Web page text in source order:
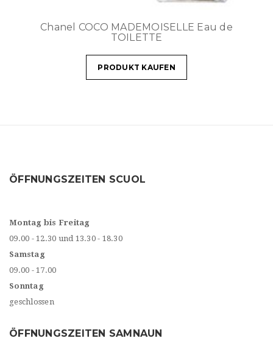
Chanel COCO MADEMOISELLE Eau de
TOILETTE
PRODUKT KAUFEN
ÖFFNUNGSZEITEN SCUOL
Montag bis Freitag
09.00 - 12.30 und 13.30 - 18.30
Samstag
09.00 - 17.00
Sonntag
geschlossen
ÖFFNUNGSZEITEN SAMNAUN